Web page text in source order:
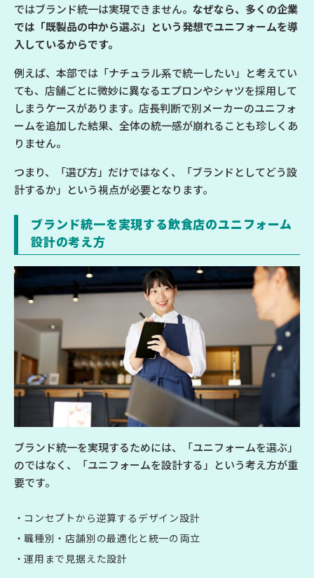
ではブランド統一は実現できません。 なぜなら、多くの企業
では「既製品の中から選ぶ」という発想でユニフォームを導
入しているからです。
例えば、本部では「ナチュラル系で統一したい」と考えてい
ても、店舗ごとに微妙に異なるエプロンやシャツを採用して
しまうケースがあります。店長判断で別メーカーのユニフォ
ームを追加した結果、全体の統一感が崩れることも珍しくあ
りません。
つまり、「選び方」だけではなく、「ブランドとしてどう設
計するか」という視点が必要となります。
ブランド統一を実現する飲食店のユニフォーム
設計の考え方
ブランド統一を実現するためには、「ユニフォームを選ぶ」
のではなく、「ユニフォームを設計する」という考え方が重
要です。
コンセプトから逆算するデザイン設計
職種別・店舗別の最適化と統一の両立
運用まで見据えた設計